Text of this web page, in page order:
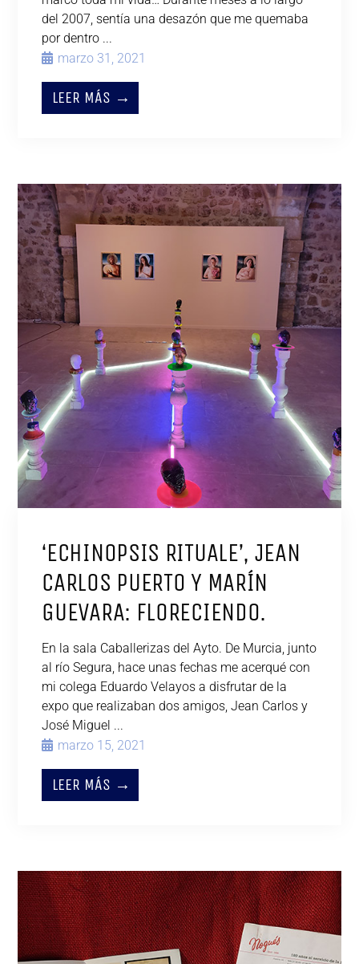
del 2007, sentía una desazón que me quemaba
por dentro ...
marzo 31, 2021
LEER MÁS →
‘ECHINOPSIS RITUALE’, JEAN
CARLOS PUERTO Y MARÍN
GUEVARA: FLORECIENDO.
En la sala Caballerizas del Ayto. De Murcia, junto
al río Segura, hace unas fechas me acerqué con
mi colega Eduardo Velayos a disfrutar de la
expo que realizaban dos amigos, Jean Carlos y
José Miguel ...
marzo 15, 2021
LEER MÁS →